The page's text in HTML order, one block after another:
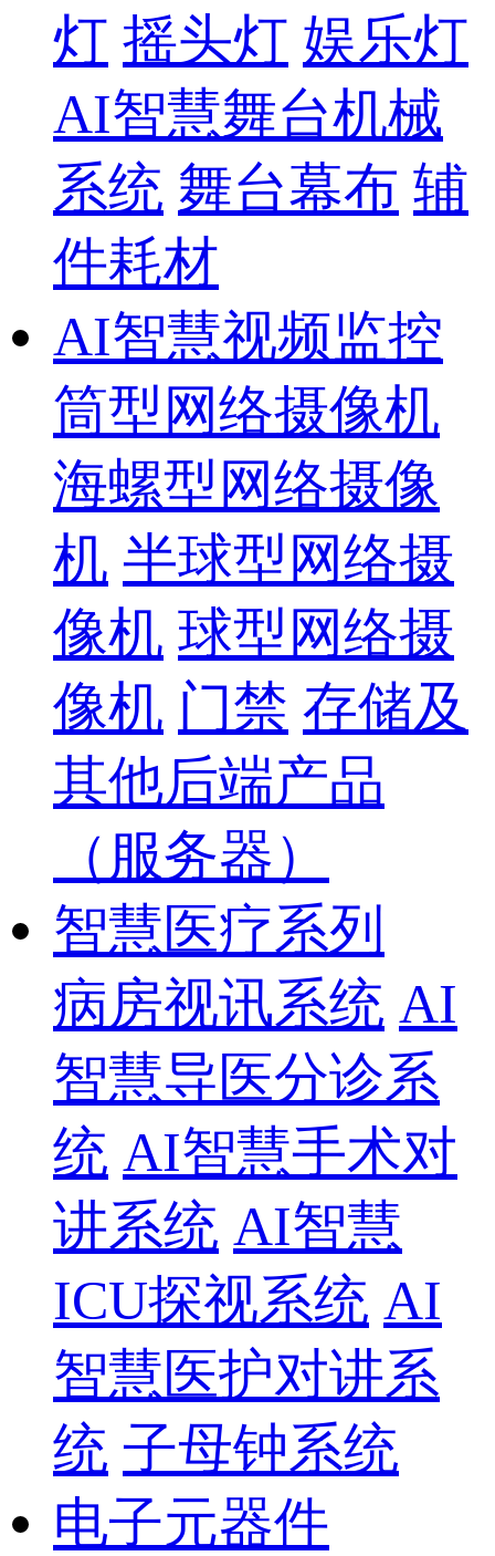
灯 摇头灯 娱乐灯
AI智慧舞台机械
系统 舞台幕布 辅
件耗材
AI智慧视频监控
筒型网络摄像机
海螺型网络摄像
机 半球型网络摄
像机 球型网络摄
像机 门禁 存储及
其他后端产品
（服务器）
智慧医疗系列
病房视讯系统 AI
智慧导医分诊系
统 AI智慧手术对
讲系统 AI智慧
ICU探视系统 AI
智慧医护对讲系
统 子母钟系统
电子元器件